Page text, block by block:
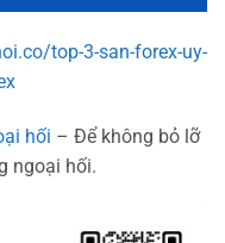
top-3-san-forex-uy-
hối – Để không bỏ lỡ
ngoại hối.